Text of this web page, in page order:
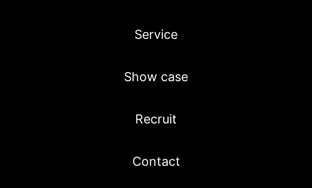
Service
Show case
Recruit
Contact